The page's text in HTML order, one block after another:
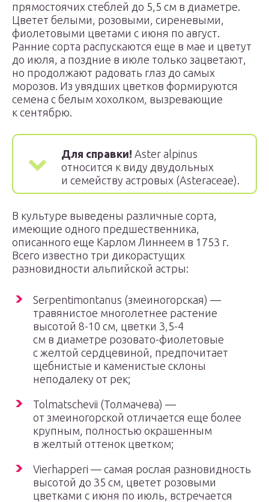
прямостоячих стеблей до 5,5 см в диаметре.
Цветет белыми, розовыми, сиреневыми,
фиолетовыми цветами с июня по август.
Ранние сорта распускаются еще в мае и цветут
до июля, а поздние в июле только зацветают,
но продолжают радовать глаз до самых
морозов. Из увядших цветков формируются
семена с белым хохолком, вызревающие
к сентябрю.
Для справки! Aster alpinus
относится к виду двудольных
и семейству астровых (Asteraceae).
В культуре выведены различные сорта,
имеющие одного предшественника,
описанного еще Карлом Линнеем в 1753 г.
Всего известно три дикорастущих
разновидности альпийской астры:
Serpentimontanus (змеиногорская) —
травянистое многолетнее растение
высотой 8-10 см, цветки 3,5-4
см в диаметре розовато-фиолетовые
с желтой сердцевиной, предпочитает
щебнистые и каменистые склоны
неподалеку от рек;
Tolmatschevii (Толмачева) —
от змеиногорской отличается еще более
крупным, полностью окрашенным
в желтый оттенок цветком;
Vierhapperi — самая рослая разновидность
высотой до 35 см, цветет розовыми
цветками с июня по июль, встречается